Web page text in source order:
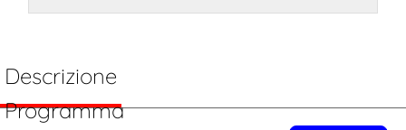
Descrizione
Programma